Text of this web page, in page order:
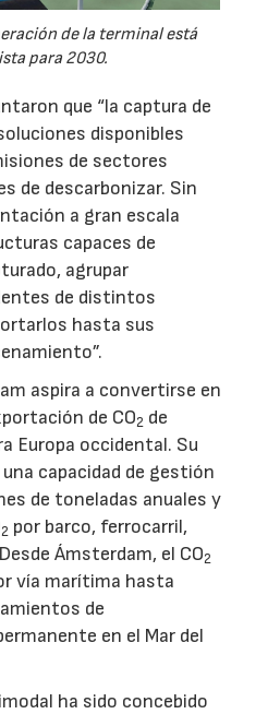
de la terminal está
para 2030.
que “la captura de
disponibles
de sectores
de descarbonizar. Sin
a gran escala
capaces de
agrupar
de distintos
hasta sus
aspira a convertirse en
de CO2 de
Europa occidental. Su
capacidad de gestión
de toneladas anuales y
2 por barco, ferrocarril,
Ámsterdam, el CO2
vía marítima hasta
de
en el Mar del
ha sido concebido